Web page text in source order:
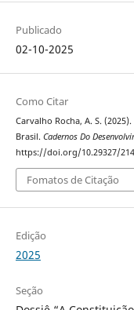
Publicado
02-10-2025
Como Citar
Carvalho Rocha, A. S.
Brasil. Cadernos Do
https://doi.org/10.29327/
Fomatos de Citação
Edição
2025
Seção